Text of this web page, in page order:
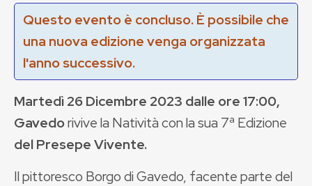
Questo evento è concluso. È possibile che
una nuova edizione venga organizzata
l'anno successivo.
Martedì 26 Dicembre 2023 dalle ore 17:00,
Gavedorivive la Natività con la sua 7ª Edizione
del Presepe Vivente.
Il pittoresco Borgo di Gavedo, facente parte del